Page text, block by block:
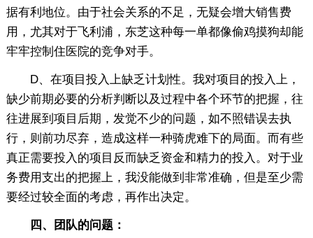
据有利地位。由于社会关系的不足，无疑会增大销售费
用，尤其对于飞利浦，东芝这种每一单都像偷鸡摸狗却能
牢牢控制住医院的竞争对手。
D、在项目投入上缺乏计划性。我对项目的投入上，
缺少前期必要的分析判断以及过程中各个环节的把握，往
往进展到项目后期，发觉不少的问题，如不照错误去执
行，则前功尽弃，造成这样一种骑虎难下的局面。而有些
真正需要投入的项目反而缺乏资金和精力的投入。对于业
务费用支出的把握上，我没能做到非常准确，但是至少需
要经过较全面的考虑，再作出决定。
四、团队的问题：